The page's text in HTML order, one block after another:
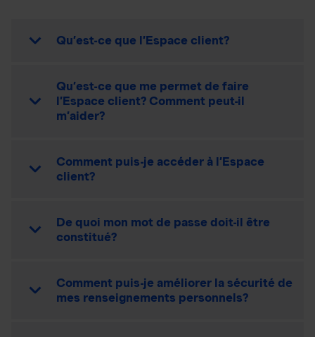
Qu’est-ce que l’Espace client?
Qu’est-ce que me permet de faire
l’Espace client? Comment peut-il
m’aider?
Comment puis-je accéder à l’Espace
client?
De quoi mon mot de passe doit-il être
constitué?
Comment puis-je améliorer la sécurité de
mes renseignements personnels?